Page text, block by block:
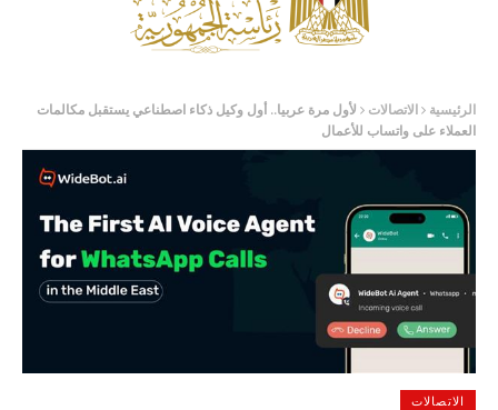
الرئيسية الاتصالات لأول مرة عربيا.. أول وكيل ذكاء اصطناعي يستقبل مكالمات
العملاء على واتساب للأعمال
الاتصالات